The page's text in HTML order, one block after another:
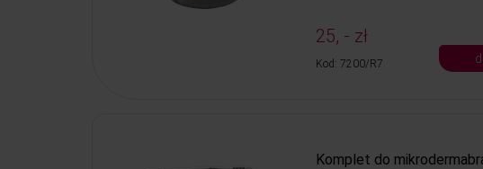
25, - zł
Kod: 7200/R7
Komplet do